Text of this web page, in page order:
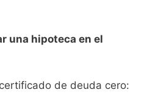
una hipoteca en el
de deuda cero: